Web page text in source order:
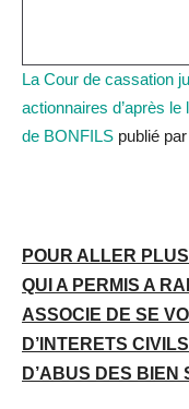
La Cour de cassation
actionnaires d’après
de BONFILS publié par
POUR ALLER
QUI A PERMIS A
ASSOCIE DE SE
D’INTERETS
D’ABUS DES BIEN